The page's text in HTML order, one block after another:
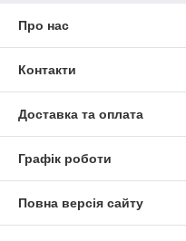
Про нас
Контакти
Доставка та оплата
Графік роботи
Повна версія сайту